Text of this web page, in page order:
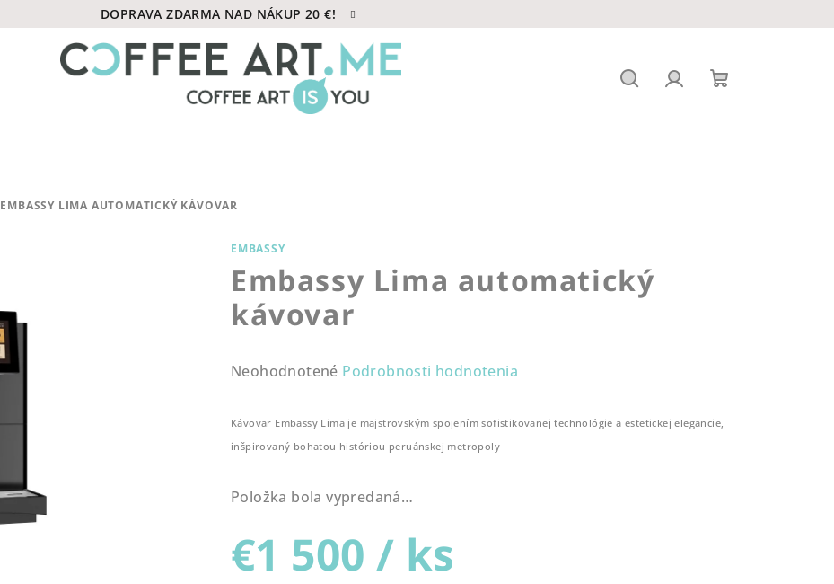
DOPRAVA ZDARMA NAD NÁKUP 20 €!
EMBASSY LIMA AUTOMATICKÝ KÁVOVAR
EMBASSY
Embassy Lima automatický
kávovar
Priemerné
0,0
5
Neohodnotené Podrobnosti hodnotenia
Kávovar Embassy Lima je majstrovským spojením sofistikovanej technológie a estetickej elegancie,
inšpirovaný bohatou históriou peruánskej metropoly
Položka bola vypredaná…
€1 500 / ks